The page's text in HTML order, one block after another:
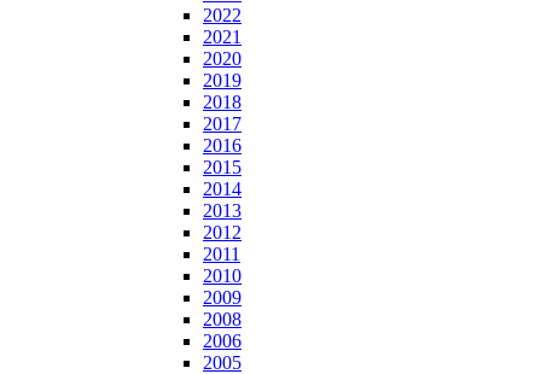
2022
2021
2020
2019
2018
2017
2016
2015
2014
2013
2012
2011
2010
2009
2008
2006
2005